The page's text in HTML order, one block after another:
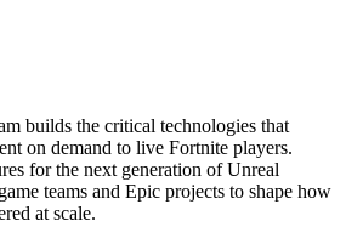
builds the critical technologies that
on demand to live Fortnite players.
for the next generation of Unreal
teams and Epic projects to shape how
at scale.